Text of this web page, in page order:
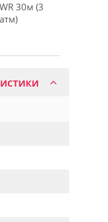
WR 30м (3
атм)